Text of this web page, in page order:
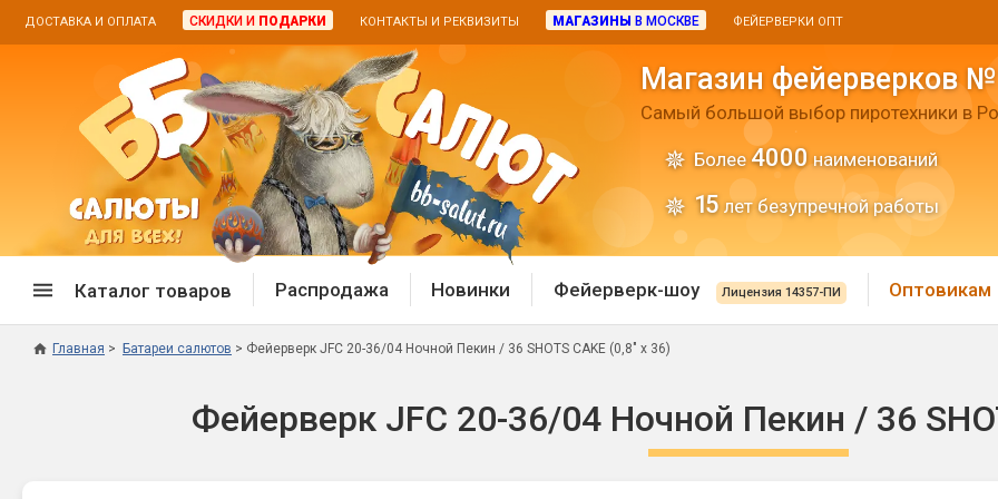
ДОСТАВКА И ОПЛАТА СКИДКИ И ПОДАРКИ КОНТАКТЫ И РЕКВИЗИТЫ МАГАЗИНЫ В МОСКВЕ ФЕЙЕРВЕРКИ ОПТ
Магазин фейерверков
Самый большой выбор пиротехники в
Более 4000наименований
15 лет безупречной работы
Каталог товаров
Распродажа фейерверков
Дневные батареи
Хлопушки и
Распродажа Новинки Фейерверк-шоу Лицензия 14357-ПИ Оптовикам
Главная Батареи салютов Фейерверк JFC 20-36/04 Ночной Пекин / 36 SHOTS CAKE (0,8" х 36)
Фейерверк JFC 20-36/04 Ночной Пекин / 36